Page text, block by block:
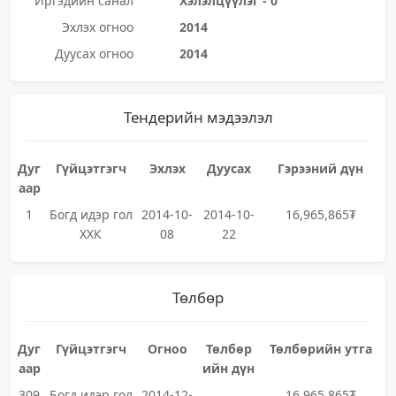
Эхлэх огноо
2014
Дуусах огноо
2014
Тендерийн мэдээлэл
Дуг
аар
Гүйцэтгэгч Эхлэх Дуусах Гэрээний дүн
1
Богд идэр гол
ХХК
2014-10-
08
2014-10-
22
16,965,865₮
Төлбөр
Дуг
аар
Гүйцэтгэгч Огноо
Төлбөр
ийн дүн
Төлбөрийн утга